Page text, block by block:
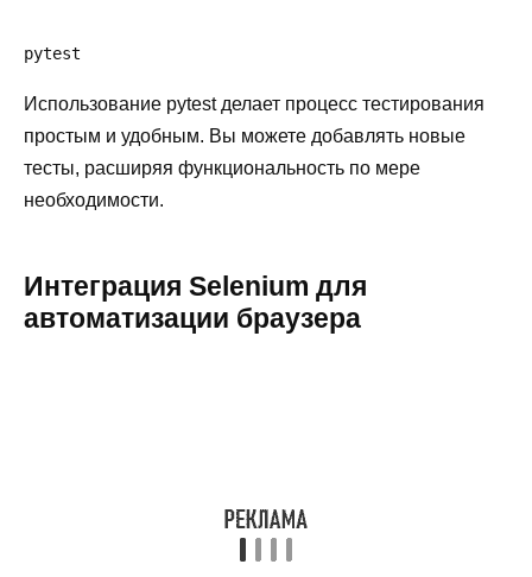
pytest
Использование pytest делает процесс тестирования
простым и удобным. Вы можете добавлять новые
тесты, расширяя функциональность по мере
необходимости.
Интеграция Selenium для
автоматизации браузера